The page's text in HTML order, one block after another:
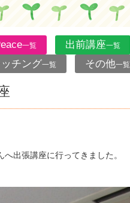
一覧 出前講座一覧
チング一覧 その他一覧
出張講座に行ってきました。